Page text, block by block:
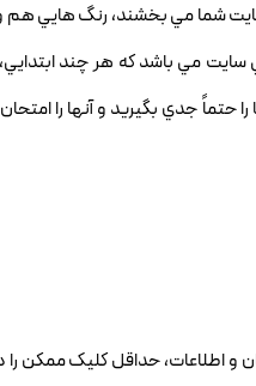
شما مي بخشند، رنگ هايي هم
مي باشد که هر چند
جدي بگيريد و آنها را
اطلاعات، حداقل کليک ممکن را